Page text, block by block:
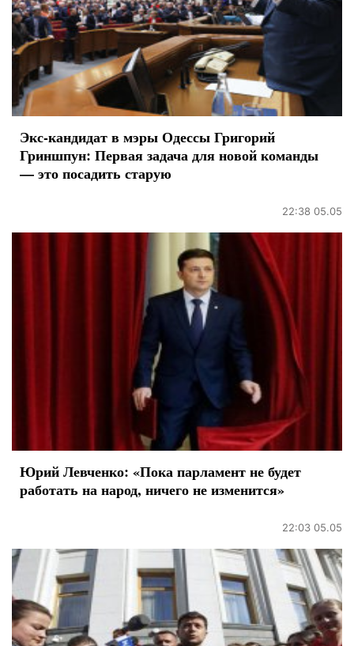
Экс-кандидат в мэры Одессы Григорий
Гриншпун: Первая задача для новой команды
— это посадить старую
22:38 05.05
Юрий Левченко: «Пока парламент не будет
работать на народ, ничего не изменится»
22:03 05.05